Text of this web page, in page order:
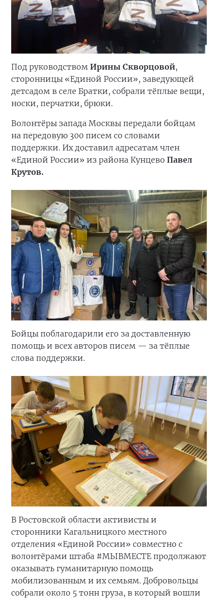
Под руководством Ирины Скворцовой,
сторонницы «Единой России», заведующей
детсадом в селе Братки, собрали тёплые вещи,
носки, перчатки, брюки.
Волонтёры запада Москвы передали бойцам
на передовую 300 писем со словами
поддержки. Их доставил адресатам член
«Единой России» из района Кунцево Павел
Крутов.
Бойцы поблагодарили его за доставленную
помощь и всех авторов писем — за тёплые
слова поддержки.
В Ростовской области активисты и
сторонники Кагальницкого местного
отделения «Единой России» совместно с
волонтёрами штаба #МЫВМЕСТЕ продолжают
оказывать гуманитарную помощь
мобилизованным и их семьям. Добровольцы
собрали около 5 тонн груза, в который вошли